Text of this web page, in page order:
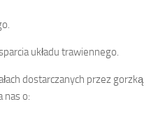
układu trawiennego.
dostarczanych przez gorzką
nas o: